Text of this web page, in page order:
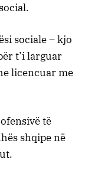
sociale – kjo
t’i larguar
licencuar me
të
shqipe në